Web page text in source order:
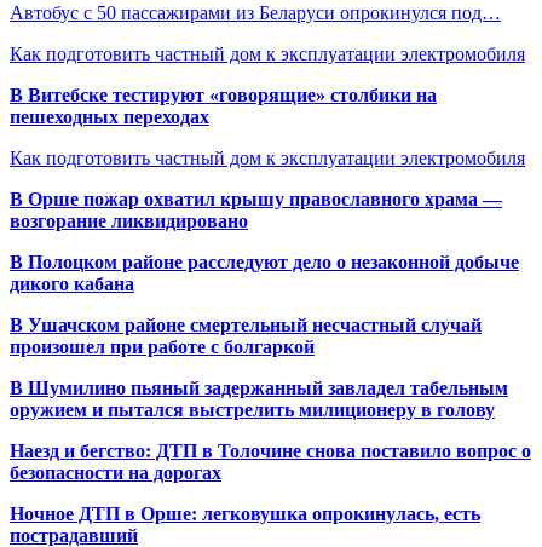
Автобус с 50 пассажирами из Беларуси опрокинулся под…
Как подготовить частный дом к эксплуатации электромобиля
В Витебске тестируют «говорящие» столбики на
пешеходных переходах
Как подготовить частный дом к эксплуатации электромобиля
В Орше пожар охватил крышу православного храма —
возгорание ликвидировано
В Полоцком районе расследуют дело о незаконной добыче
дикого кабана
В Ушачском районе смертельный несчастный случай
произошел при работе с болгаркой
В Шумилино пьяный задержанный завладел табельным
оружием и пытался выстрелить милиционеру в голову
Наезд и бегство: ДТП в Толочине снова поставило вопрос о
безопасности на дорогах
Ночное ДТП в Орше: легковушка опрокинулась, есть
пострадавший